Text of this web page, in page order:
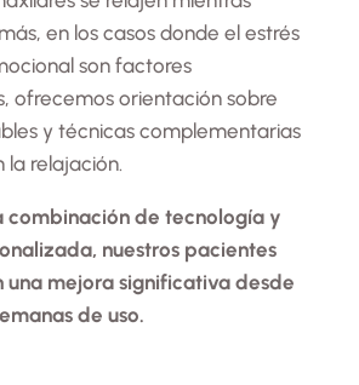
en los casos donde el estrés
son factores
ofrecemos orientación sobre
y técnicas complementarias
relajación.
combinación de tecnología y
nuestros pacientes
mejora significativa desde
de uso.